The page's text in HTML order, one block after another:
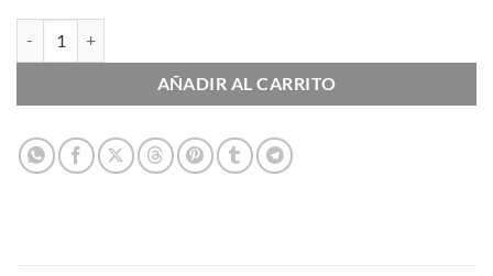
AÑADIR AL CARRITO